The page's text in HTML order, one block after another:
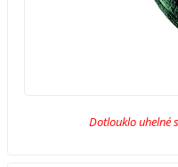
Dotlouklo uhelné